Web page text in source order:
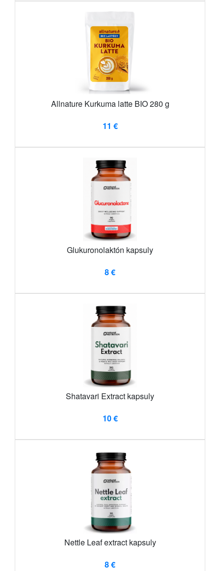
Allnature Kurkuma latte BIO 280 g
11 €
Glukuronolaktón kapsuly
8 €
Shatavari Extract kapsuly
10 €
Nettle Leaf extract kapsuly
8 €